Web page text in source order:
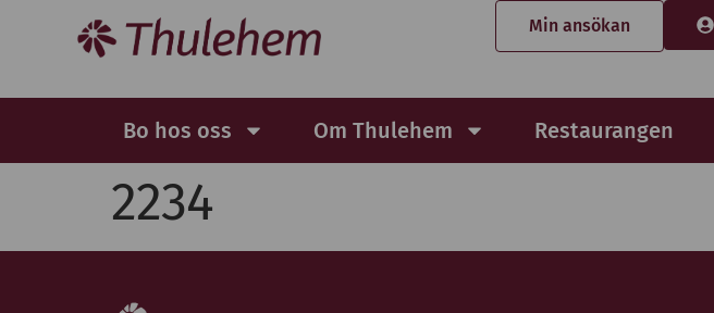
Min ansökan
Bo hos oss Om Thulehem Restaurangen
2234